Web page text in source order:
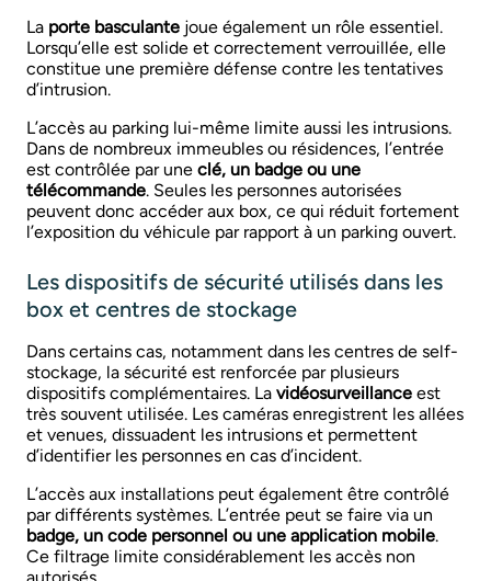
La porte basculante joue également un rôle essentiel.
Lorsqu’elle est solide et correctement verrouillée, elle
constitue une première défense contre les tentatives
d’intrusion.
L’accès au parking lui-même limite aussi les intrusions.
Dans de nombreux immeubles ou résidences, l’entrée
est contrôlée par une clé, un badge ou une
télécommande. Seules les personnes autorisées
peuvent donc accéder aux box, ce qui réduit fortement
l’exposition du véhicule par rapport à un parking ouvert.
Les dispositifs de sécurité utilisés dans les
box et centres de stockage
Dans certains cas, notamment dans les centres de self-
stockage, la sécurité est renforcée par plusieurs
dispositifs complémentaires. La vidéosurveillance est
très souvent utilisée. Les caméras enregistrent les allées
et venues, dissuadent les intrusions et permettent
d’identifier les personnes en cas d’incident.
L’accès aux installations peut également être contrôlé
par différents systèmes. L’entrée peut se faire via un
badge, un code personnel ou une application mobile.
Ce filtrage limite considérablement les accès non
autorisés.